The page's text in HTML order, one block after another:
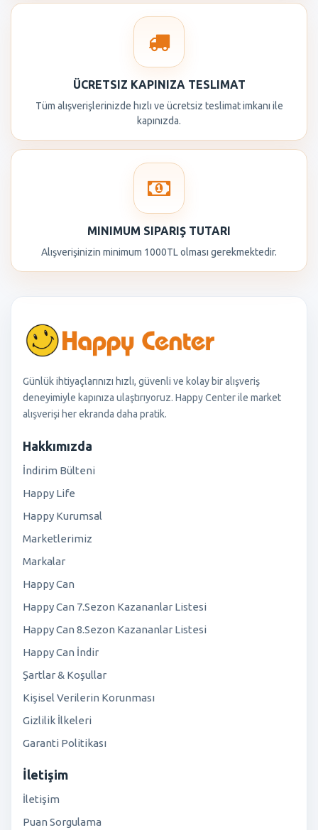
ÜCRETSIZ KAPINIZA TESLIMAT
Tüm alışverişlerinizde hızlı ve ücretsiz teslimat imkanı ile
kapınızda.
MINIMUM SIPARIŞ TUTARI
Alışverişinizin minimum 1000TL olması gerekmektedir.
Günlük ihtiyaçlarınızı hızlı, güvenli ve kolay bir alışveriş
deneyimiyle kapınıza ulaştırıyoruz. Happy Center ile market
alışverişi her ekranda daha pratik.
Hakkımızda
İndirim Bülteni
Happy Life
Happy Kurumsal
Marketlerimiz
Markalar
Happy Can
Happy Can 7.Sezon Kazananlar Listesi
Happy Can 8.Sezon Kazananlar Listesi
Happy Can İndir
Şartlar & Koşullar
Kişisel Verilerin Korunması
Gizlilik İlkeleri
Garanti Politikası
İletişim
İletişim
Puan Sorgulama